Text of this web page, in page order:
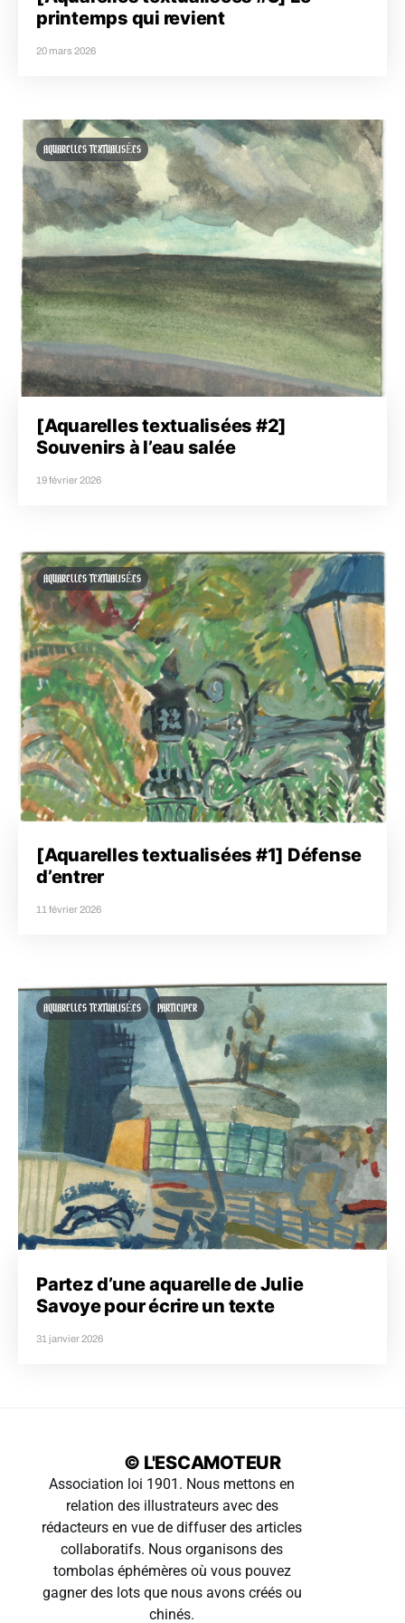
printemps qui revient
20 mars 2026
AQUARELLES TEXTUALISÉES
[Aquarelles textualisées #2]
Souvenirs à l’eau salée
19 février 2026
AQUARELLES TEXTUALISÉES
[Aquarelles textualisées #1] Défense
d’entrer
11 février 2026
AQUARELLES TEXTUALISÉES PARTICIPER
Partez d’une aquarelle de Julie
Savoye pour écrire un texte
31 janvier 2026
© L'ESCAMOTEUR
Association loi 1901. Nous mettons en
relation des illustrateurs avec des
rédacteurs en vue de diffuser des articles
collaboratifs. Nous organisons des
tombolas éphémères où vous pouvez
gagner des lots que nous avons créés ou
chinés.